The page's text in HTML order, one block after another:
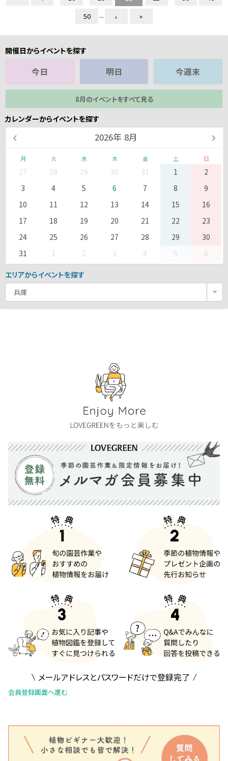
50
... »
開催日からイベントを探す
今日 明日 今週末
8月のイベントをすべて見る
カレンダーからイベントを探す
2026年 8月
月 火 水 木 金 土 日
27 28 29 30 31 1
2
3
4 5 6 7 8
9
10
11 12 13 14 15
16
17
18 19 20 21 22
23
24
25 26 27 28 29
30
31
1 2 3 4 5 6
エリアからイベントを探す
メールアドレスとパスワードだけで登録完了
会員登録画面へ進む